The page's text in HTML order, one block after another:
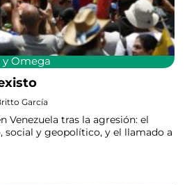
y Omega
García
Venezuela tras la agresión: el
y geopolítico, y el llamado a